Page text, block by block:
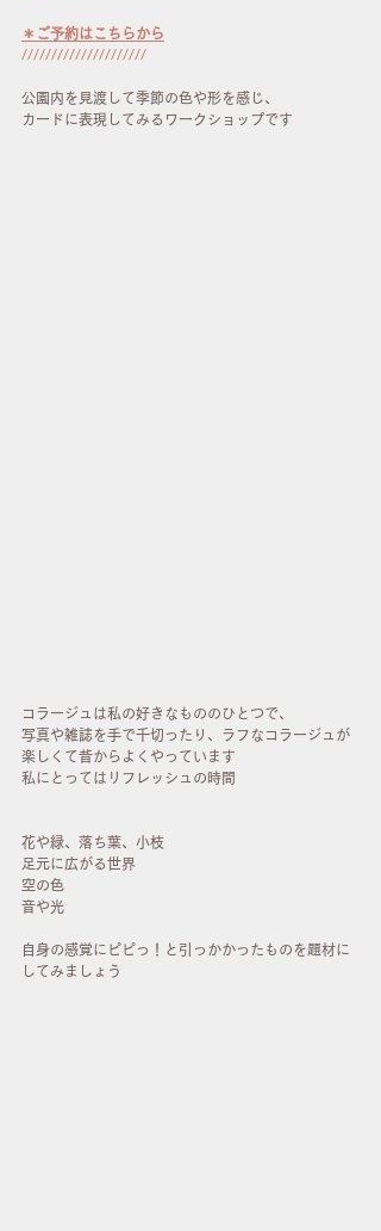
＊ご予約はこちらから
/////////////////////
公園内を見渡して季節の色や形を感じ、
カードに表現してみるワークショップです
コラージュは私の好きなもののひとつで、
写真や雑誌を手で千切ったり、ラフなコラージュが
楽しくて昔からよくやっています
私にとってはリフレッシュの時間
花や緑、落ち葉、小枝
足元に広がる世界
空の色
音や光
自身の感覚にピピっ！と引っかかったものを題材に
してみましょう